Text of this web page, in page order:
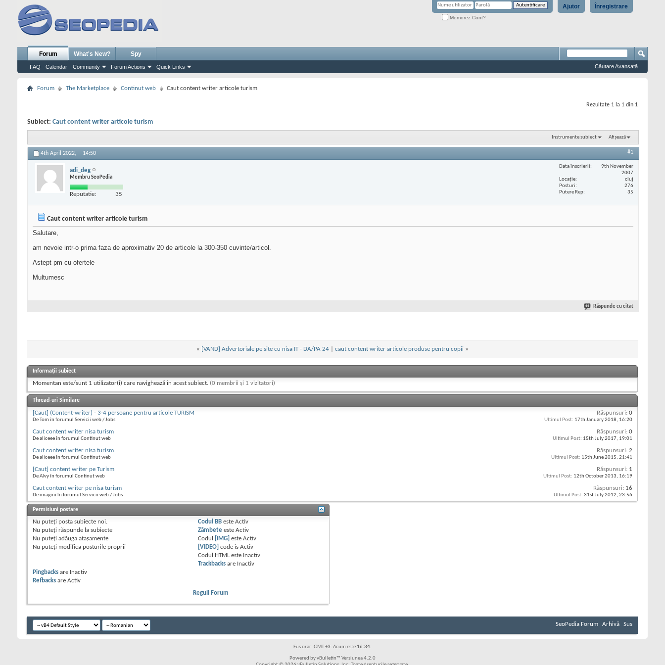
Înregistrare
Ajutor
Memorez Cont?
Forum
FAQ Calendar Community Forum Actions Quick Links
What's New? Spy
Căutare Avansată
Forum The Marketplace Continut web Caut content writer articole turism
Rezultate 1 la 1 din 1
Subiect: Caut content writer articole turism
Instrumente subiect Afișează
4th April 2022, 14:50 #1
adi_deg
Membru SeoPedia
Reputatie: 35
Data înscrierii
9th November
2007
Locaţie
cluj
Posturi
276
Putere Rep
35
Caut content writer articole turism
Salutare,
am nevoie intr-o prima faza de aproximativ 20 de articole la 300-350 cuvinte/articol.
Astept pm cu ofertele
Multumesc
Răspunde cu citat
« [VAND] Advertoriale pe site cu nisa IT - DA/PA 24 caut content writer articole produse pentru copii »
Informații subiect
Momentan este/sunt 1 utilizator(i) care navighează în acest subiect. (0 membrii și 1 vizitatori)
Thread-uri Similare
[Caut] (Content-writer) - 3-4 persoane pentru articole TURISM
De Tom în forumul Servicii web / Jobs
Răspunsuri: 0
Ultimul Post: 17th January 2018, 16:20
Caut content writer nisa turism
De aliceee în forumul Continut web
Răspunsuri: 0
Ultimul Post: 15th July 2017, 19:01
Caut content writer nisa turism
De aliceee în forumul Continut web
Răspunsuri: 2
Ultimul Post: 15th June 2015, 21:41
[Caut] content writer pe Turism
De Alvy în forumul Continut web
Răspunsuri: 1
Ultimul Post: 12th October 2013, 16:19
Caut content writer pe nisa turism
De imagini în forumul Servicii web / Jobs
Răspunsuri: 16
Ultimul Post: 31st July 2012, 23:56
Permisiuni postare
Nu puteţi posta subiecte noi.
Nu puteţi răspunde la subiecte
Nu puteţi adăuga ataşamente
Nu puteţi modifica posturile proprii
Codul BB esteActiv
Zâmbete esteActiv
Codul
[IMG] esteActiv
[VIDEO] code isActiv
Codul HTML este Inactiv
Trackbacks are Inactiv
Pingbacks are Inactiv
Refbacks are Activ
Reguli Forum
SeoPedia Forum Arhivă Sus
Fus orar: GMT +3. Acum este 16:34.
Powered by vBulletin™ Versiunea 4.2.0